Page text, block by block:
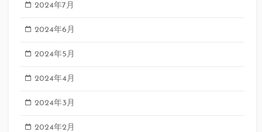
2024年7月
2024年6月
2024年5月
2024年4月
2024年3月
2024年2月